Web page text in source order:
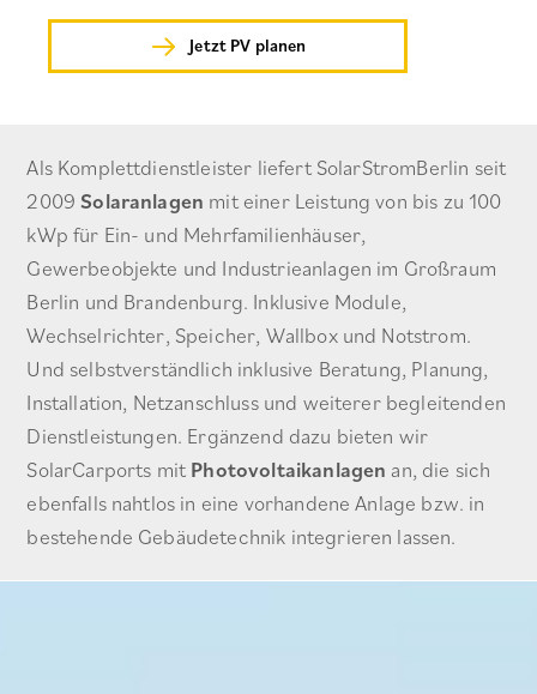
Jetzt PV planen
Als Komplettdienstleister liefert SolarStromBerlin seit
2009Solaranlagen mit einer Leistung von bis zu 100
kWp für Ein- und Mehrfamilienhäuser,
Gewerbeobjekte und Industrieanlagen im Großraum
Berlin und Brandenburg. Inklusive Module,
Wechselrichter, Speicher, Wallbox und Notstrom.
Und selbstverständlich inklusive Beratung, Planung,
Installation, Netzanschluss und weiterer begleitenden
Dienstleistungen. Ergänzend dazu bieten wir
SolarCarports mit Photovoltaikanlagen an, die sich
ebenfalls nahtlos in eine vorhandene Anlage bzw. in
bestehende Gebäudetechnik integrieren lassen.